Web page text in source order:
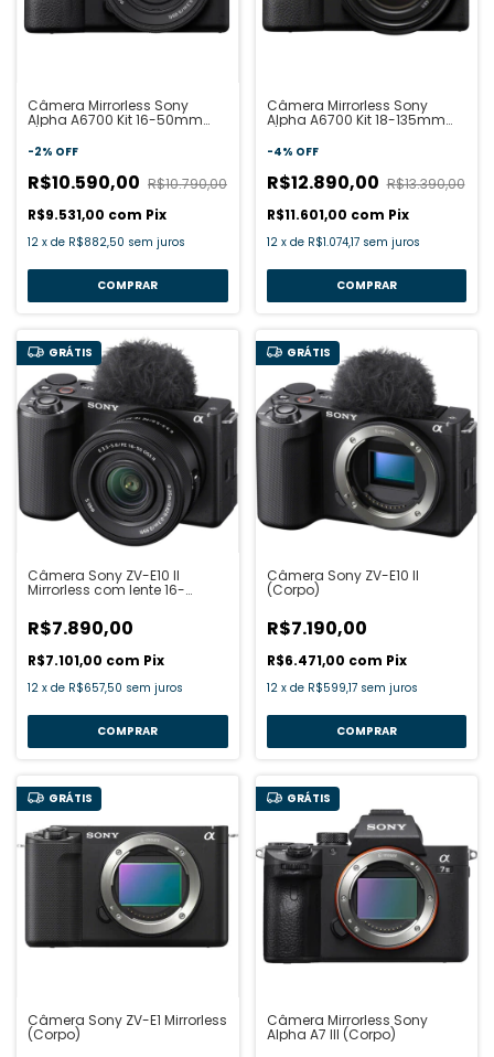
Câmera Mirrorless Sony
Alpha A6700 Kit 16-50mm
-2% OFF
R$10.590,00 R$10.790,00
R$9.531,00 com Pix
12 x de R$882,50 sem juros
Câmera Mirrorless Sony
Alpha A6700 Kit 18-135mm
-4% OFF
R$12.890,00 R$13.390,00
R$11.601,00 com Pix
12 x de R$1.074,17 sem juros
GRÁTIS
Câmera Sony ZV-E10 II
Mirrorless com lente 16-
R$7.890,00
R$7.101,00 com Pix
12 x de R$657,50 sem juros
GRÁTIS
Câmera Sony ZV-E10 II
(Corpo)
R$7.190,00
R$6.471,00 com Pix
12 x de R$599,17 sem juros
GRÁTIS
Câmera Sony ZV-E1 Mirrorless
(Corpo)
GRÁTIS
Câmera Mirrorless Sony
Alpha A7 III (Corpo)